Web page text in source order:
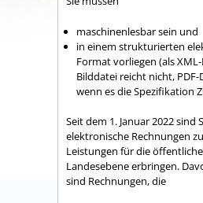
maschinenlesbar sein und
in einem strukturierten
Format vorliegen (als
Bilddatei reicht nicht,
wenn es die Spezifikation
Seit dem 1. Januar 2022 sind
elektronische Rechnungen
Leistungen für die
Landesebene erbringen.
sind Rechnungen, die